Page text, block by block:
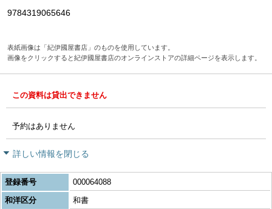
9784319065646
表紙画像は「紀伊國屋書店」のものを使用しています。
画像をクリックすると紀伊國屋書店のオンラインストアの詳細ページを表示します。
この資料は貸出できません
予約はありません
詳しい情報を閉じる
登録番号
000064088
和洋区分
和書